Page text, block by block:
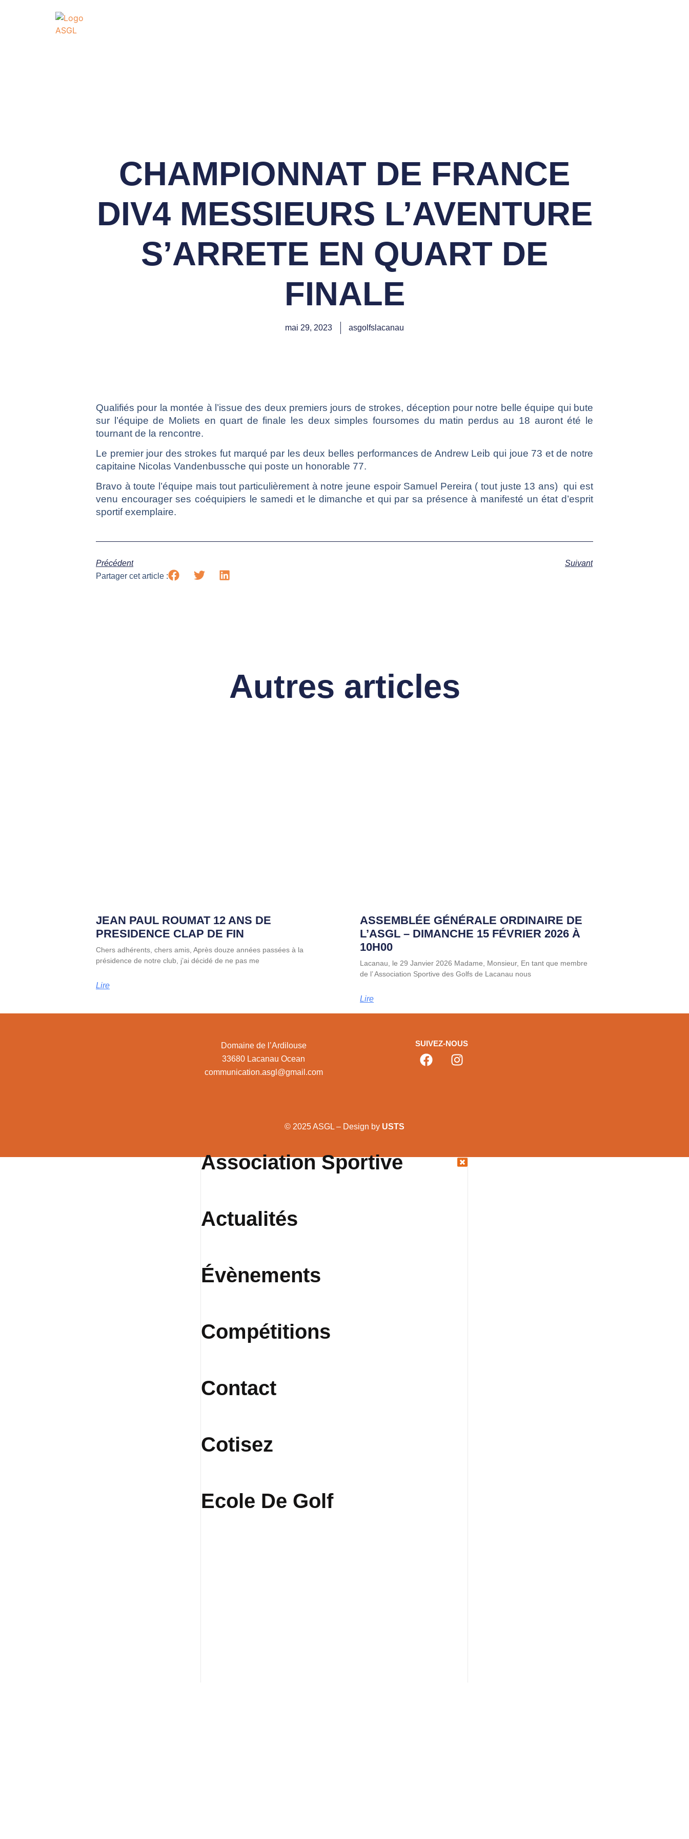
CHAMPIONNAT DE FRANCE
DIV4 MESSIEURS L’AVENTURE
S’ARRETE EN QUART DE
FINALE
mai 29, 2023 asgolfslacanau
Qualifiés pour la montée à l’issue des deux premiers jours de strokes, déception pour notre belle équipe qui bute
sur l’équipe de Moliets en quart de finale les deux simples foursomes du matin perdus au 18 auront été le
tournant de la rencontre.
Le premier jour des strokes fut marqué par les deux belles performances de Andrew Leib qui joue 73 et de notre
capitaine Nicolas Vandenbussche qui poste un honorable 77.
Bravo à toute l’équipe mais tout particulièrement à notre jeune espoir Samuel Pereira ( tout juste 13 ans) qui est
venu encourager ses coéquipiers le samedi et le dimanche et qui par sa présence à manifesté un état d’esprit
sportif exemplaire.
Précédent
Suivant
Partager cet article :
Autres articles
JEAN PAUL ROUMAT 12 ANS DE
PRESIDENCE CLAP DE FIN
Chers adhérents, chers amis, Après douze années passées à la
présidence de notre club, j’ai décidé de ne pas me
Lire
ASSEMBLÉE GÉNÉRALE ORDINAIRE DE
L’ASGL – DIMANCHE 15 FÉVRIER 2026 À
10H00
Lacanau, le 29 Janvier 2026 Madame, Monsieur, En tant que membre
de l’ Association Sportive des Golfs de Lacanau nous
Lire
Domaine de l’Ardilouse
33680 Lacanau Ocean
communication.asgl@gmail.com
SUIVEZ-NOUS
© 2025 ASGL – Design by USTS
Association Sportive
Actualités
Évènements
Compétitions
Contact
Cotisez
Ecole De Golf